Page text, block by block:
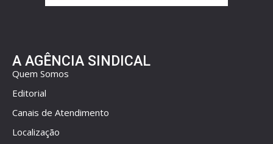
A AGÊNCIA SINDICAL
Quem Somos
Editorial
Canais de Atendimento
Localização